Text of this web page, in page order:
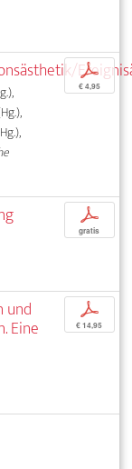
p
€ 4,95
p
gratis
und
Eine
p
€ 14,95